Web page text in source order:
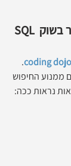
SQL היא השפה הנדרשת ביותר בשוק
coding dojo
.
ממנוע החיפוש
נראות ככה: